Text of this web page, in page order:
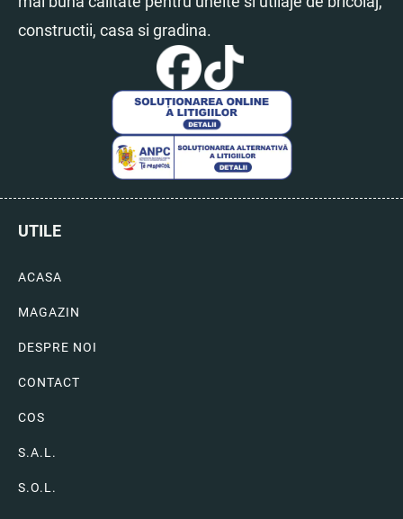
constructii, casa si gradina.
UTILE
ACASA
MAGAZIN
DESPRE NOI
CONTACT
COS
S.A.L.
S.O.L.